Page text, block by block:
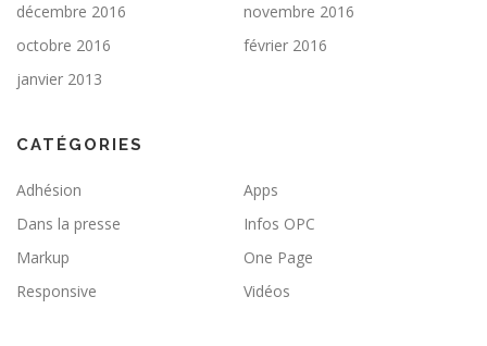
décembre 2016
novembre 2016
octobre 2016
février 2016
janvier 2013
CATÉGORIES
Adhésion
Apps
Dans la presse
Infos OPC
Markup
One Page
Responsive
Vidéos